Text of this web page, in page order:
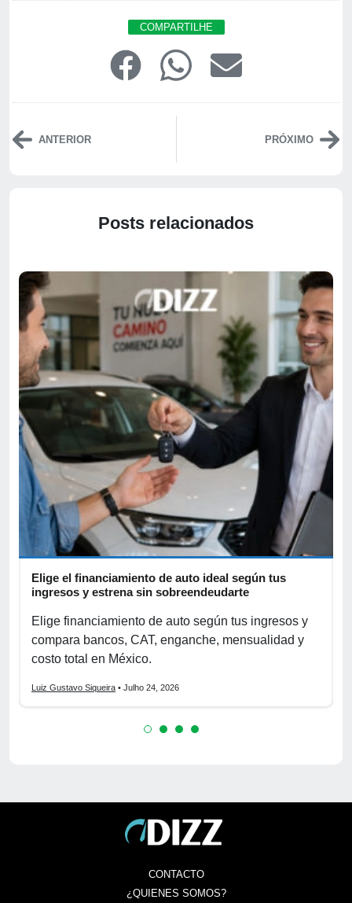
COMPARTILHE
ANTERIOR PRÓXIMO
Posts relacionados
Elige el financiamiento de auto ideal según tus
ingresos y estrena sin sobreendeudarte
Elige financiamiento de auto según tus ingresos y
compara bancos, CAT, enganche, mensualidad y
costo total en México.
Luiz Gustavo Siqueira • Julho 24, 2026
CONTACTO
¿QUIENES SOMOS?